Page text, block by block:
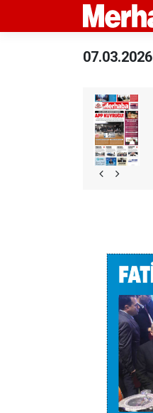
07.03.2026